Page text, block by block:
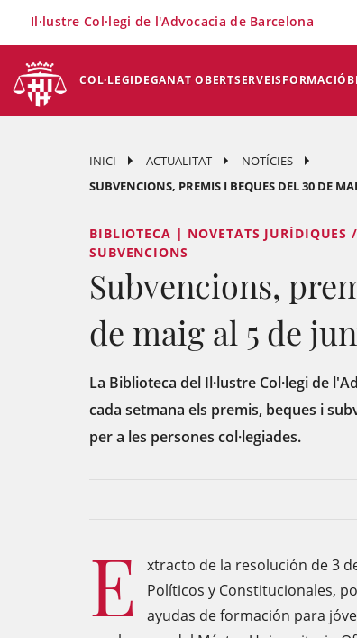
COL·LEGIDEGANAT OBERTSERVEISFORMACIÓ
Il·lustre Col·legi de l'Advocacia de Barcelona
INICI ACTUALITAT
NOTÍCIES
SUBVENCIONS, PREMIS I BEQUES DEL 30 DE
BIBLIOTECA | NOVETATS JURÍDIQUES
SUBVENCIONS
Subvencions,
de maig al 5 de
La Biblioteca del Il·lustre Col·legi de
cada setmana els premis, beques i
per a les persones col·legiades.
E
xtracto de la resolución de 3
Políticos y Constitucionales,
ayudas de formación para